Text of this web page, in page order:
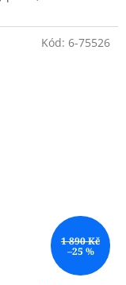
1 890 Kč
–25 %
Kód: 6-75526